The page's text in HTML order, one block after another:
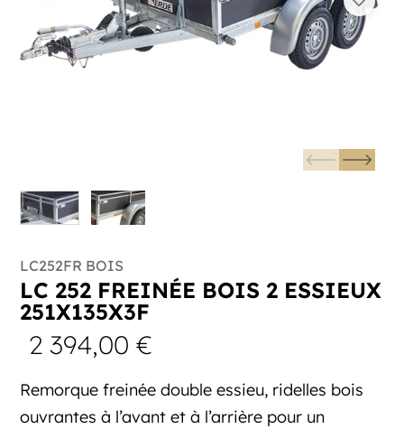
LC252FR BOIS
LC 252 FREINÉE BOIS 2 ESSIEUX
251X135X3F
2 394,00€
Remorque freinée double essieu, ridelles bois
ouvrantes à l’avant et à l’arrière pour un